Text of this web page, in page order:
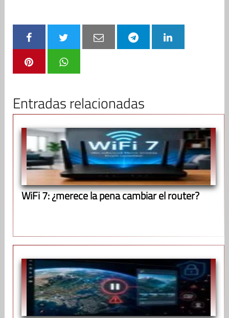
Entradas relacionadas
WiFi 7: ¿merece la pena cambiar el router?